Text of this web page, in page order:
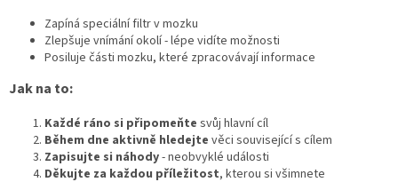
Zapíná speciální filtr v mozku
Zlepšuje vnímání okolí - lépe vidíte možnosti
Posiluje části mozku, které zpracovávají informace
Jak na to:
Každé ráno si připomeňte svůj hlavní cíl
Během dne aktivně hledejte věci související s cílem
Zapisujte si náhody- neobvyklé události
Děkujte za každou příležitost, kterou si všimnete